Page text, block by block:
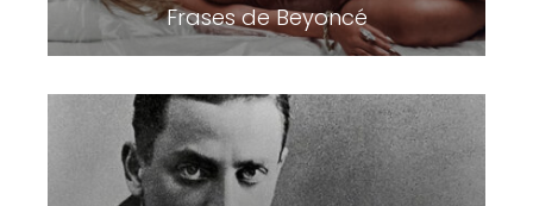
Frases de Beyoncé